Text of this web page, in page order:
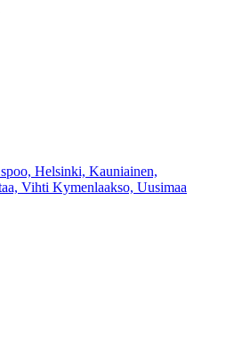
Helsinki, Kauniainen,
Vihti Kymenlaakso, Uusimaa